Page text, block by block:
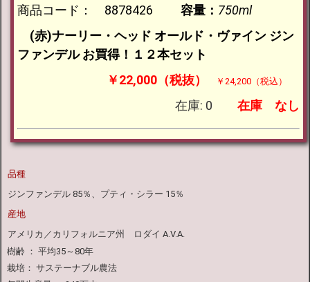
商品コード： 8878426 容量： 750ml
(赤)ナーリー・ヘッド オールド・ヴァイン ジン
ファンデル お買得！１２本セット
￥22,000（税抜）
￥24,200（税込）
在庫: 0 在庫 なし
品種
ジンファンデル 85％、プティ・シラー 15％
産地
アメリカ／カリフォルニア州 ロダイ A.V.A.
樹齢 ： 平均35～80年
栽培： サステーナブル農法